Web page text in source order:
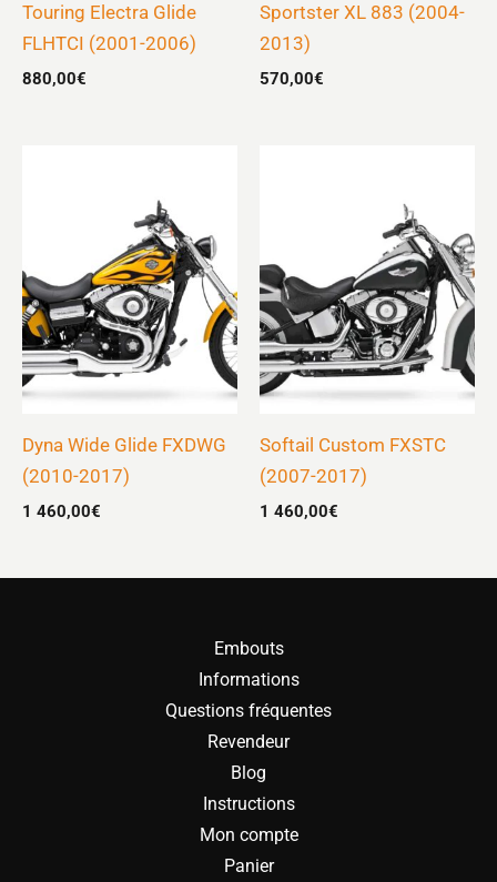
Touring Electra Glide
FLHTCI (2001-2006)
880,00€
Sportster XL 883 (2004-
2013)
570,00€
Dyna Wide Glide FXDWG
(2010-2017)
1 460,00€
Softail Custom FXSTC
(2007-2017)
1 460,00€
Embouts
Informations
Questions fréquentes
Revendeur
Blog
Instructions
Mon compte
Panier